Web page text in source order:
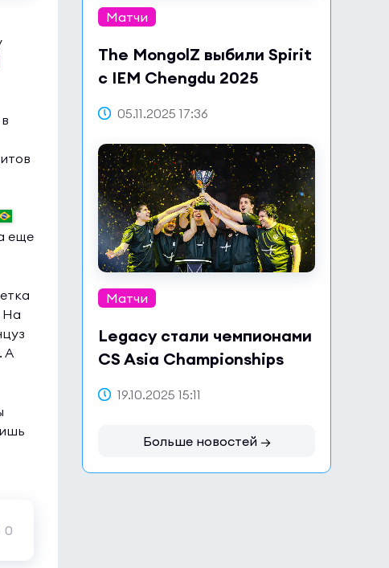
еще
На
А
0
Матчи
The MongolZ выбили Spirit
с IEM Chengdu 2025
05.11.2025 17:36
Матчи
Legacy стали чемпионами
CS Asia Championships
19.10.2025 15:11
Больше новостей →